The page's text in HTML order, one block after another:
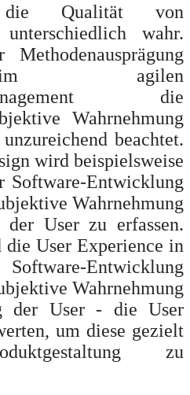
Qualität von
unterschiedlich wahr.
agilen
die
Wahrnehmung
beachtet.
wird beispielsweise
Software-Entwicklung
Wahrnehmung
User zu erfassen.
User Experience in
Entwicklung
Wahrnehmung
der User - die User
um diese gezielt
zu